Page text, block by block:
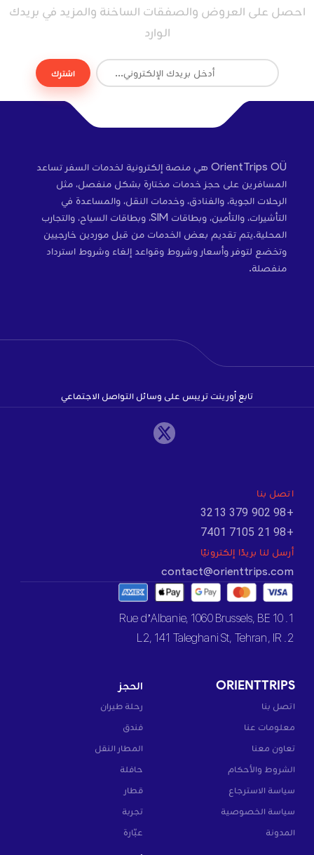
احصل على العروض والصفقات الساخنة والمزيد في بريدك
الوارد
اشترك
OrientTrips OÜ هي منصة إلكترونية لخدمات السفر تساعد
المسافرين على حجز خدمات مختارة بشكل منفصل، مثل
الرحلات الجوية، والفنادق، وخدمات النقل، والمساعدة في
التأشيرات، والتأمين، وبطاقات SIM، وبطاقات السياح، والتجارب
المحلية.يتم تقديم بعض الخدمات من قبل موردين خارجيين
وتخضع لتوفر وأسعار وشروط وقواعد إلغاء وشروط استرداد
منفصلة.
تابع أورينت تريبس على وسائل التواصل الاجتماعي
اتصل بنا
+98 902 379 3213
+98 21 7105 7401
أرسل لنا بريدًا إلكترونيًا
contact@orienttrips.com
1. 10 Rue d’Albanie, 1060 Brussels, BE
2. L2, 141 Taleghani St, Tehran, IR
ORIENTTRIPS
اتصل بنا
معلومات عنا
تعاون معنا
الشروط والأحكام
سياسة الاسترجاع
سياسة الخصوصية
المدونة
الحجز
رحلة طيران
فندق
المطار النقل
حافلة
قطار
تجربة
عبّارة